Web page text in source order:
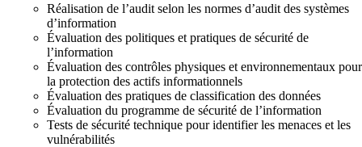
Réalisation de l’audit selon les normes d’audit des systèmes
d’information
Évaluation des politiques et pratiques de sécurité de
l’information
Évaluation des contrôles physiques et environnementaux pour
la protection des actifs informationnels
Évaluation des pratiques de classification des données
Évaluation du programme de sécurité de l’information
Tests de sécurité technique pour identifier les menaces et les
vulnérabilités